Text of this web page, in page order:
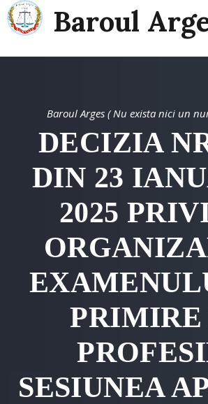
Baroul
Baroul Arges ( Nu exista nici un
DECIZIA
DIN 23
2025
SESIUNEA